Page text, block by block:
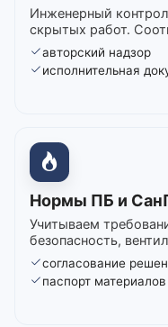
Инженерный
скрытых работ.
авторский надзор
исполнительная
Нормы ПБ и
Учитываем
безопасность,
согласование
паспорт материалов